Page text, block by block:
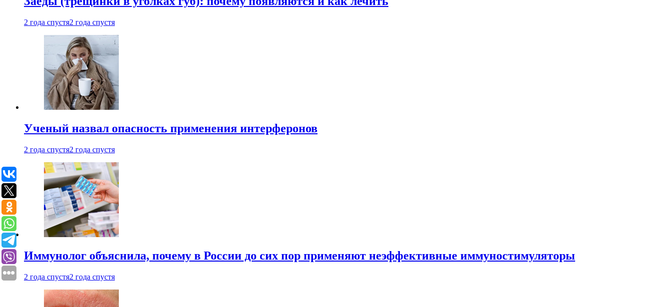
2 года спустя2 года спустя
Ученый назвал опасность применения интерферонов
2 года спустя2 года спустя
Иммунолог объяснила, почему в России до сих пор применяют неэффективные иммуностимуляторы
2 года спустя2 года спустя